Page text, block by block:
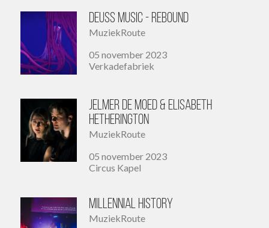
Deuss Music - Rebound
MuziekRoute
05 november 2023
Verkadefabriek
Jelmer de Moed & Elisabeth
Hetherington
MuziekRoute
05 november 2023
Circus Kapel
Millennial History
MuziekRoute